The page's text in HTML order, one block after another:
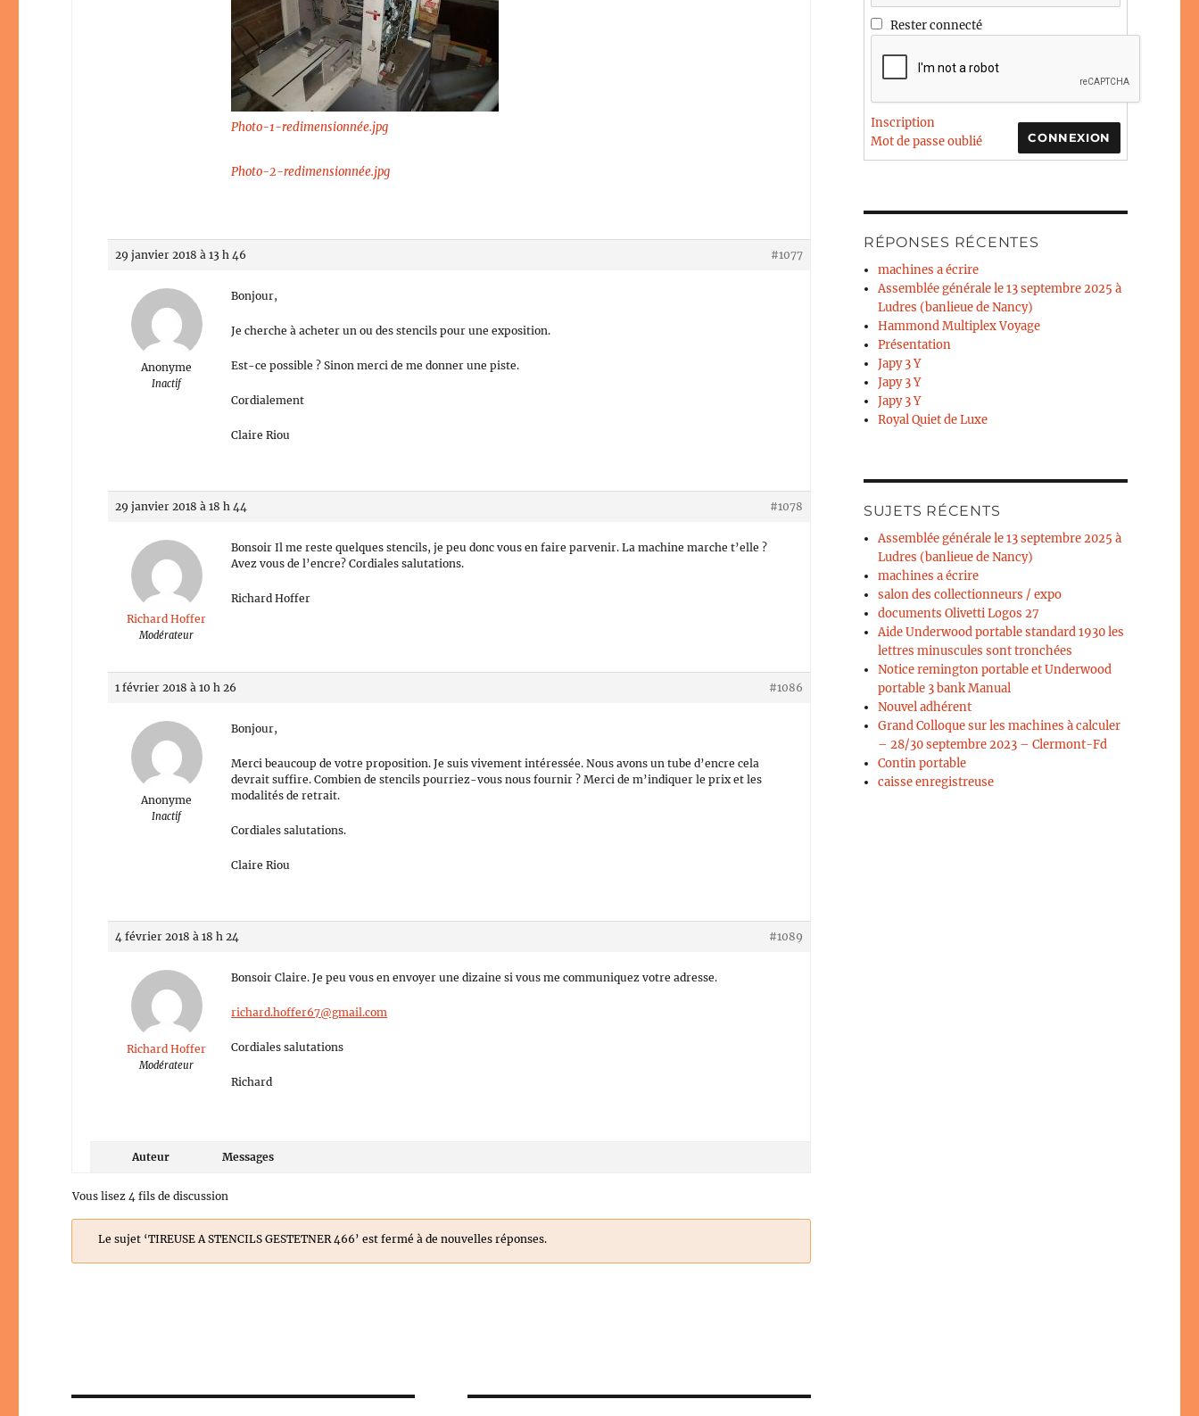
Photo-1-redimensionnée.jpg
Photo-2-redimensionnée.jpg
29 janvier 2018 à 13 h 46 #1077
Anonyme
Inactif
Bonjour,
Je cherche à acheter un ou des stencils pour une exposition.
Est-ce possible ? Sinon merci de me donner une piste.
Cordialement
Claire Riou
29 janvier 2018 à 18 h 44 #1078
Richard Hoffer
Modérateur
Bonsoir Il me reste quelques stencils, je peu donc vous en faire parvenir. La machine marche t’elle ?
Avez vous de l’encre? Cordiales salutations.
Richard Hoffer
1 février 2018 à 10 h 26 #1086
Anonyme
Inactif
Bonjour,
Merci beaucoup de votre proposition. Je suis vivement intéressée. Nous avons un tube d’encre cela
devrait suffire. Combien de stencils pourriez-vous nous fournir ? Merci de m’indiquer le prix et les
modalités de retrait.
Cordiales salutations.
Claire Riou
4 février 2018 à 18 h 24 #1089
Richard Hoffer
Modérateur
Bonsoir Claire. Je peu vous en envoyer une dizaine si vous me communiquez votre adresse.
richard.hoffer67@gmail.com
Cordiales salutations
Richard
Auteur Messages
Vous lisez 4 fils de discussion
Le sujet ‘TIREUSE A STENCILS GESTETNER 466’ est fermé à de nouvelles réponses.
Rester connecté
CONNEXION
Inscription
Mot de passe oublié
RÉPONSES RÉCENTES
machines a écrire
Assemblée générale le 13 septembre 2025 à
Ludres (banlieue de Nancy)
Hammond Multiplex Voyage
Présentation
Japy 3 Y
Japy 3 Y
Japy 3 Y
Royal Quiet de Luxe
SUJETS RÉCENTS
Assemblée générale le 13 septembre 2025 à
Ludres (banlieue de Nancy)
machines a écrire
salon des collectionneurs / expo
documents Olivetti Logos 27
Aide Underwood portable standard 1930 les
lettres minuscules sont tronchées
Notice remington portable et Underwood
portable 3 bank Manual
Nouvel adhérent
Grand Colloque sur les machines à calculer
– 28/30 septembre 2023 – Clermont-Fd
Contin portable
caisse enregistreuse